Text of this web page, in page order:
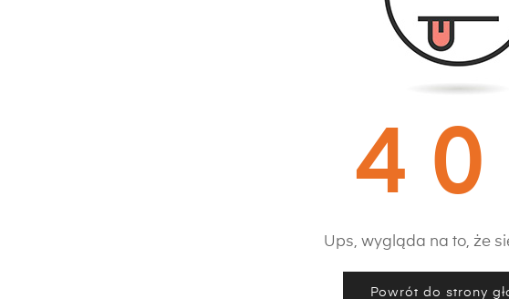
4 0
Ups, wygląda na to, że
Powrót do strony